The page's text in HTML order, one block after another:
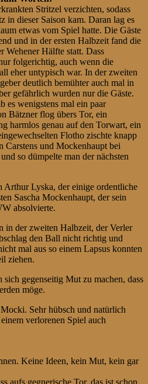
Stritzel verzichten, sodass
in dieser Saison kam. Daran lag es
etwas vom Spiel hatte. Die Gäste
und in der ersten Halbzeit fand die
Wehener Hälfte statt. Dass
folgerichtig, auch wenn die
eher untypisch war. In der zweiten
deutlich bemühter auch mal in
gefährlich wurden nur die Gäste.
es wenigstens mal ein paar
Bätzner flog übers Tor, ein
harmlos genau auf den Torwart, ein
Flotho zischte knapp
Carstens und Mockenhaupt bei
so dümpelte man der nächsten
Arthur Lyska, der einige ordentliche
Sascha Mockenhaupt, der sein
absolvierte.
in der zweiten Halbzeit, der Verler
den Ball nicht richtig und
mal aus so einem Lapsus konnten
ziehen.
sich gegenseitig Mut zu machen, dass
möge.
Sehr hübsch und natürlich
verlorenen Spiel auch
Keine Ideen, kein Mut, kein gar
aufs gegnerische Tor, das ist schon